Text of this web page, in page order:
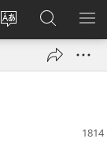
WybórSzukaj
na
JW.ORG